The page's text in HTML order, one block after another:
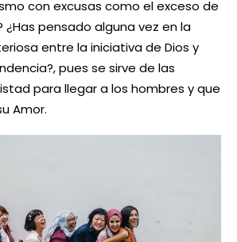
con excusas como el exceso de
¿Has pensado alguna vez en la
entre la iniciativa de Dios y
pues se sirve de las
para llegar a los hombres y que
Amor.